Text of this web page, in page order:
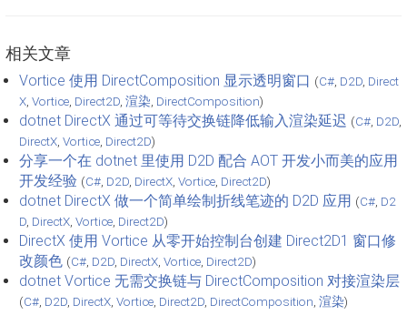
相关文章
Vortice 使用 DirectComposition 显示透明窗口 (C# D2D Direct
X Vortice Direct2D 渲染 DirectComposition)
dotnet DirectX 通过可等待交换链降低输入渲染延迟 (C# D2D
DirectX Vortice Direct2D)
分享一个在 dotnet 里使用 D2D 配合 AOT 开发小而美的应用
开发经验 (C# D2D DirectX Vortice Direct2D)
dotnet DirectX 做一个简单绘制折线笔迹的 D2D 应用 (C# D2
D DirectX Vortice Direct2D)
DirectX 使用 Vortice 从零开始控制台创建 Direct2D1 窗口修
改颜色 (C# D2D DirectX Vortice Direct2D)
dotnet Vortice 无需交换链与 DirectComposition 对接渲染层
(C# D2D DirectX Vortice Direct2D DirectComposition 渲染)